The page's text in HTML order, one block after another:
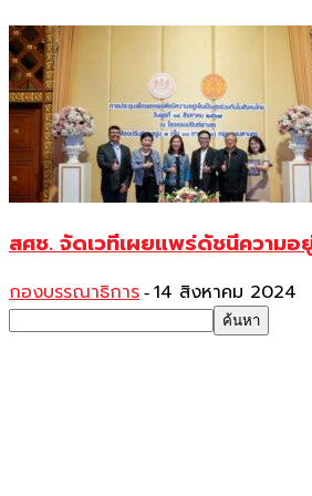
สศช. จัดเวทีเผยแพร่ดัชนีความอ
กองบรรณาธิการ - 14 สิงหาคม 2024